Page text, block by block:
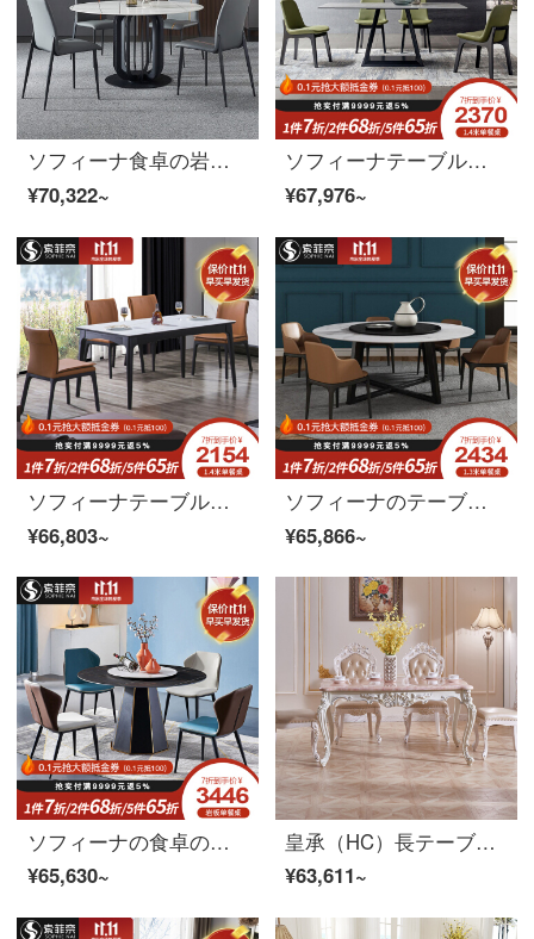
ソフィーナ食卓の岩板テーブルは、軽くて豪華で、簡単で、円形のテーブルがあります。家庭用のテーブルは、モダンなイタリアンテーブルとテーブルの組み合わせです。1.35シングルテーブルの六椅子です。
¥70,322~
ソフィーナテーブル岩板テーブル北欧岩板テーブル家庭用イタリア式簡単な長方形テーブルの小さな部屋型のテーブル4つの椅子1.8*0.9メートルのテーブル6つのテーブル
¥67,976~
ソフィーナテーブル洋式テーブルセットイタリア輸入岩板テーブル家庭食事テーブル1.5 mテーブル6テーブル
¥66,803~
ソフィーナのテーブルの岩板テーブルの丸いテーブルとテーブルの組み合わせは現代簡単で丸いテーブルと回転テーブルの家庭の直径1.5メートルのテーブルです。
¥65,866~
ソフィーナの食卓の岩板テーブルはシンプルなテーブルです。北欧の円形テーブルセットは軽い贅沢な家庭用の小さなテーブルです。1.4メートルのテーブルに六椅子のテーブルがあります。
¥65,630~
皇承（HC）長テーブル洋風テーブル洋風テーブルテーブルテーブルテーブルテーブルテーブルテーブルテーブルテーブルテーブルテーブルテーブルテーブルテーブルテーブル大理石832欧風実木彫刻テーブル【1.8メートル木面】
¥63,611~